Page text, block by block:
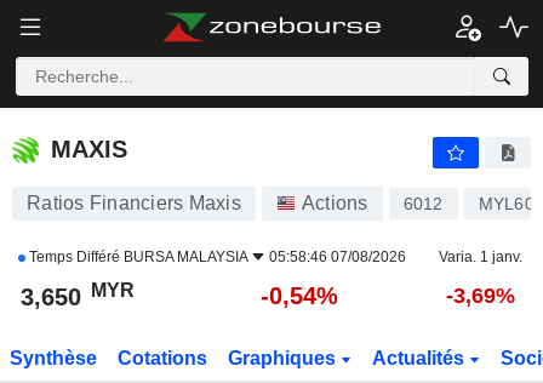
MAXIS
MAXIS
Ratios Financiers Maxis Actions 6012
Temps Différé BURSA MALAYSIA 05:58:46 07/08/2026 Varia. 1 janv.
3,650 MYR -0,54% -3,69%
Synthèse Cotations Graphiques Actualités